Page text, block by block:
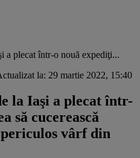
a plecat într-o nouă expediţi...
la: 29 martie 2022, 15:40
la Iaşi a plecat într-
să cucerească
vârf din